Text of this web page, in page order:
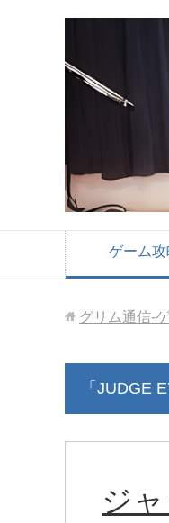
ゲーム
グリム通信-
「JUDGE
ジ